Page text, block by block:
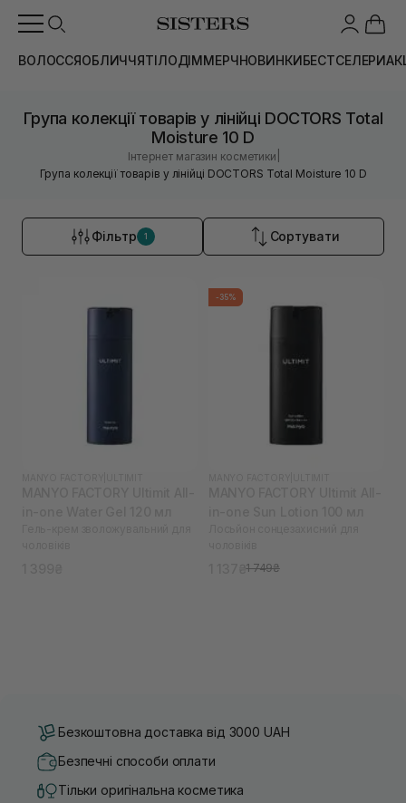
ВОЛОССЯОБЛИЧЧЯТІЛОДІММЕРЧНОВИНКИБЕСТСЕЛЕРИ
Група колекції товарів у лінійці DOCTORS Total
Moisture 10 D
Інтернет магазин косметики
Група колекції товарів у лінійці DOCTORS Total Moisture 10 D
Фільтр 1 Сортувати
-35%
1 137₴1 749₴
Безкоштовна доставка від 3000 UAH
Безпечні способи оплати
Тільки оригінальна косметика